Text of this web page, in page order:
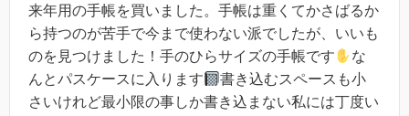
来年用の手帳を買いました。手帳は重くてかさばるか
ら持つのが苦手で今まで使わない派でしたが、いいも
のを見つけました！手のひらサイズの手帳です
な
んとパスケースに入ります
書き込むスペースも小
さいけれど最小限の事しか書き込まない私には丁度い